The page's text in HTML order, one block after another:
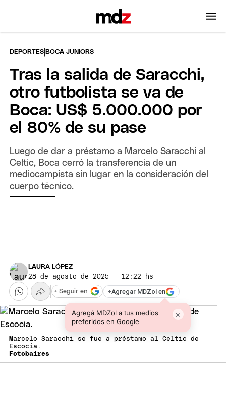
DEPORTES |BOCA JUNIORS
Tras la salida de Saracchi,
otro futbolista se va de
Boca: US$ 5.000.000 por
el 80% de su pase
Luego de dar a préstamo a Marcelo Saracchi al
Celtic, Boca cerró la transferencia de un
mediocampista sin lugar en la consideración del
cuerpo técnico.
LAURA LÓPEZ
28 de agosto de 2025 · 12:22 hs
+Agregar MDZol en
Agregá MDZol a tus medios
preferidos en Google
×
+ Seguir en
Marcelo Saracchi se fue a préstamo al Celtic de
Escocia.
Fotobaires